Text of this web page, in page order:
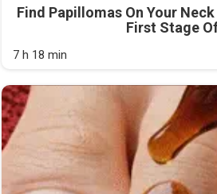
Find Papillomas On Your
First Stage
7 h 18 min